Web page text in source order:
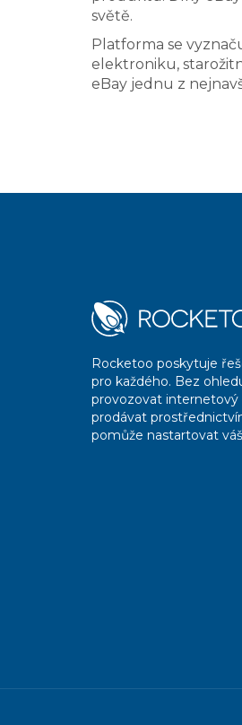
světě.
Platforma se
elektroniku,
eBay jednu z
Rocketoo poskytuje
pro každého. Bez
provozovat
prodávat
pomůže nastartovat